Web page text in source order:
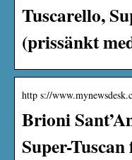
Tuscarello,
(prissänkt
http s://
Brioni
Super-